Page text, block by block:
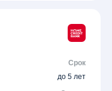
Срок
до 5 лет